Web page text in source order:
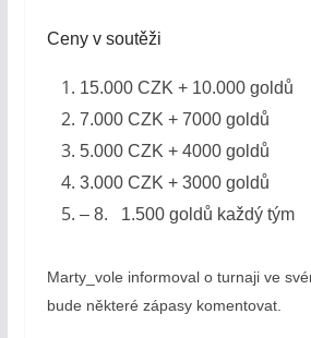
Ceny v soutěži
15.000 CZK + 10.000 goldů
7.000 CZK + 7000 goldů
5.000 CZK + 4000 goldů
3.000 CZK + 3000 goldů
– 8. 1.500 goldů každý tým
Marty_vole informoval o turnaji ve
bude některé zápasy komentovat.